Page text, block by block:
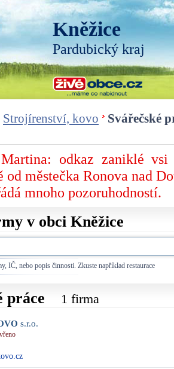
Kněžice
Pardubický kraj
Strojírenství, kovo
Svářečské
odkaz zaniklé vsi
od městečka Ronova nad
mnoho pozoruhodností.
v obci Kněžice
IČ, nebo popis činnosti. Zkuste například restaurace
práce 1 firma
s.r.o.